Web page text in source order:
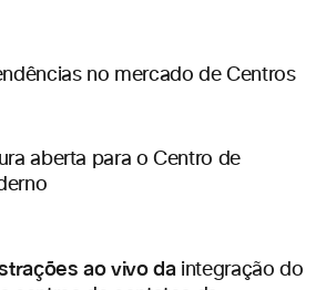
no mercado de Centros
aberta para o Centro de
ao vivo da integração do